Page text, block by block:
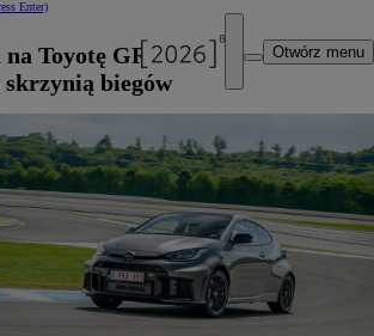
Enter)
Otwórz menu
Toyotę GR Yaris
biegów